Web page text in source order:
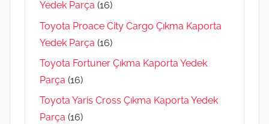
Yedek Parça (16)
Toyota Proace City Cargo Çıkma Kaporta
Yedek Parça (16)
Toyota Fortuner Çıkma Kaporta Yedek
Parça (16)
Toyota Yaris Cross Çıkma Kaporta Yedek
Parça (16)